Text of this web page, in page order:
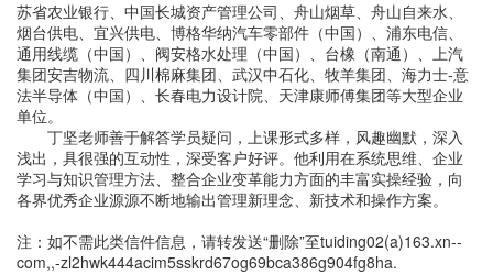
苏省农业银行、中国长城资产管理公司、舟山烟草、舟山自来水、
烟台供电、宜兴供电、博格华纳汽车零部件（中国）、浦东电信、
通用线缆（中国）、阀安格水处理（中国）、台橡（南通）、上汽
集团安吉物流、四川棉麻集团、武汉中石化、牧羊集团、海力士-意
法半导体（中国）、长春电力设计院、天津康师傅集团等大型企业
单位。
丁坚老师善于解答学员疑问，上课形式多样，风趣幽默，深入
浅出，具很强的互动性，深受客户好评。他利用在系统思维、企业
学习与知识管理方法、整合企业变革能力方面的丰富实操经验，向
各界优秀企业源源不断地输出管理新理念、新技术和操作方案。
注：如不需此类信件信息，请转发送“删除”至tuiding02(a)163.xn--
com,,-zl2hwk444acim5sskrd67og69bca386g904fg8ha.